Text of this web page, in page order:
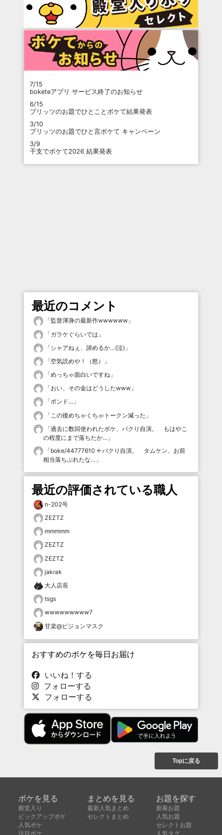
7/15
boketeアプリ サービス終了のお知らせ
6/15
プリッツのお題でひとことボケて結果発表
3/10
プリッツのお題でひと言ボケて キャンペーン
3/9
干支でボケて2026 結果発表
最近のコメント
「監督渾身の最新作wwwwww 」
「ガラケぐらいでは 」
「シャアねぇ、諦めるか…(泣) 」
「空気読めや！（怒）
」
「めっちゃ面白いですね 」
「おい、その金はどうしたwww 」
「ポンド… 」
「 この後めちゃくちゃトークン減った 」
「過去に数回使われたボケ、パクり自演。 もはやこ
の程度にまで落ちたか… 」
「boke/44777610 ←パクり自演。 タムケン、お前
相当落ちぶれたな… 」
最近の評価されている職人
n-202号
ZEZTZ
mmmmm
ZEZTZ
ZEZTZ
jakrak
大人店長
tsgs
wwwwwwwww7
甘楽@ピジョンマスク
おすすめのボケを毎日お届け
いいね！する
フォローする
フォローする
Topに戻る
ボケを見る
殿堂入り
ピックアップボケ
人気ボケ
注目ボケ
まとめを見る
最新人気まとめ
セレクトまとめ
お題を探す
新着お題
人気お題
セレクトお題
人気タグ